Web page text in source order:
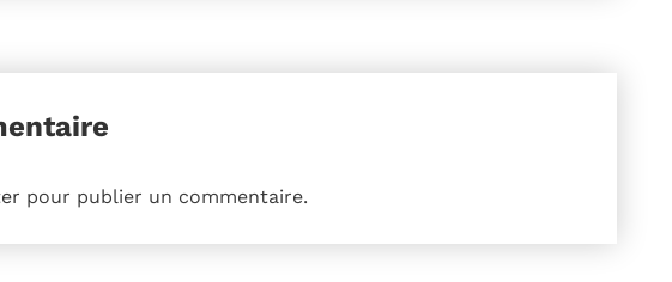
pour publier un commentaire.